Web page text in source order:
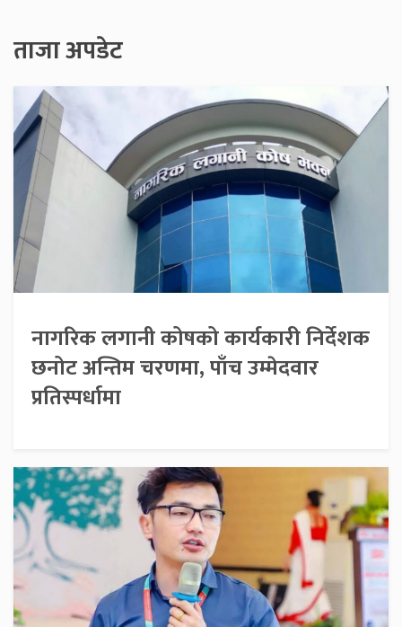
ताजा अपडेट
नागरिक लगानी कोषको कार्यकारी निर्देशक
छनोट अन्तिम चरणमा, पाँच उम्मेदवार
प्रतिस्पर्धामा